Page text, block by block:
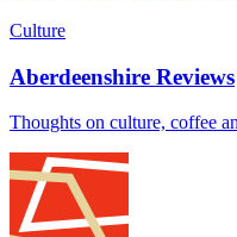
Culture
Aberdeenshire Reviews
Thoughts on culture, coffee